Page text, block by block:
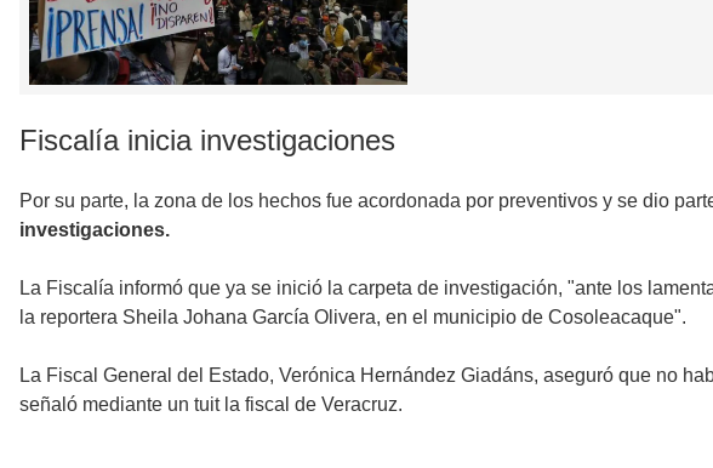
Fiscalía inicia investigaciones
Por su parte, la zona de los hechos fue acordonada por preventivos y se dio
investigaciones.
La Fiscalía informó que ya se inició la carpeta de investigación, "ante los
la reportera Sheila Johana García Olivera, en el municipio de Cosoleacaque".
La Fiscal General del Estado, Verónica Hernández Giadáns, aseguró que no
señaló mediante un tuit la fiscal de Veracruz.